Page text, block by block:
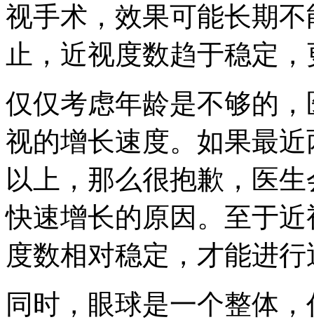
视手术，效果可能长期
止，近视度数趋于稳定
仅仅考虑年龄是不够的
视的增长速度。如果最
以上，那么很抱歉，医
快速增长的原因。至于
度数相对稳定，才能进
同时，眼球是一个整体